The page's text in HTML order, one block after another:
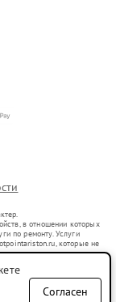
в отношении которых
по ремонту. Услуги
которые не
представителями.
оборот в соответствии
услуг или введения
услугах по
Согласен